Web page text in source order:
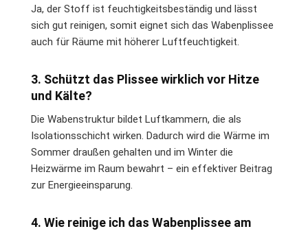
Ja, der Stoff ist feuchtigkeitsbeständig und lässt
sich gut reinigen, somit eignet sich das Wabenplissee
auch für Räume mit höherer Luftfeuchtigkeit.
3. Schützt das Plissee wirklich vor Hitze
und Kälte?
Die Wabenstruktur bildet Luftkammern, die als
Isolationsschicht wirken. Dadurch wird die Wärme im
Sommer draußen gehalten und im Winter die
Heizwärme im Raum bewahrt – ein effektiver Beitrag
zur Energieeinsparung.
4. Wie reinige ich das Wabenplissee am